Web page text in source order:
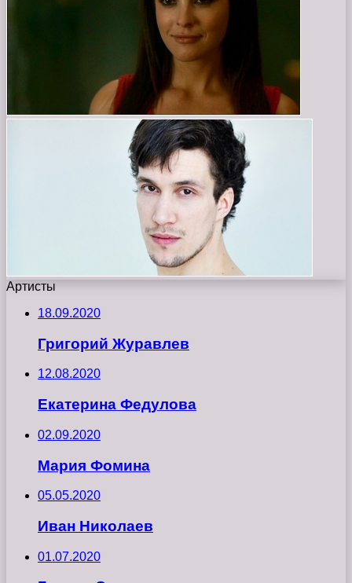
Артисты
18.09.2020
Григорий Журавлев
12.08.2020
Екатерина Федулова
02.09.2020
Мария Фомина
05.05.2020
Иван Николаев
01.07.2020